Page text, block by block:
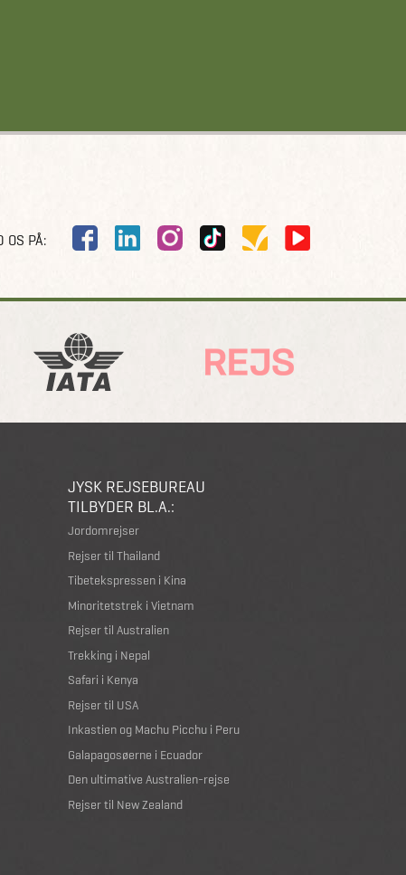
OS PÅ:
JYSK REJSEBUREAU
TILBYDER BL.A.:
Jordomrejser
Rejser til Thailand
Tibetekspressen i Kina
Minoritetstrek i Vietnam
Rejser til Australien
Trekking i Nepal
Safari i Kenya
Rejser til USA
Inkastien og Machu Picchu i Peru
Galapagosøerne i Ecuador
Den ultimative Australien-rejse
Rejser til New Zealand